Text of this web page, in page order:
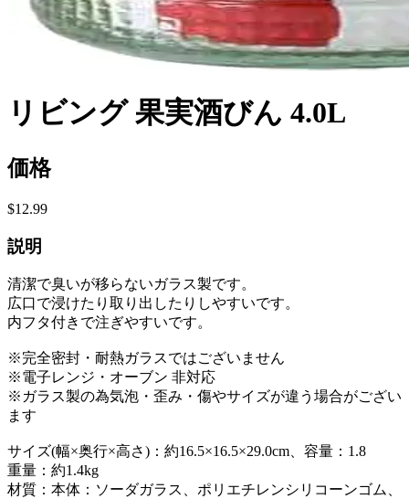
リビング 果実酒びん 4.0L
価格
$12.99
説明
清潔で臭いが移らないガラス製です。
広口で浸けたり取り出したりしやすいです。
内フタ付きで注ぎやすいです。
※完全密封・耐熱ガラスではございません
※電子レンジ・オーブン 非対応
※ガラス製の為気泡・歪み・傷やサイズが違う場合がござい
ます
サイズ(幅×奥行×高さ)：約16.5×16.5×29.0cm、容量：1.8
重量：約1.4kg
材質：本体：ソーダガラス、ポリエチレンシリコーンゴム、